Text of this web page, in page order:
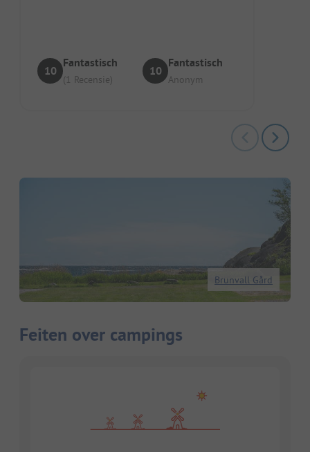
10
Fantastisch
(1 Recensie)
10
Fantastisch
Anonym
Brunvall Gård
Feiten over campings